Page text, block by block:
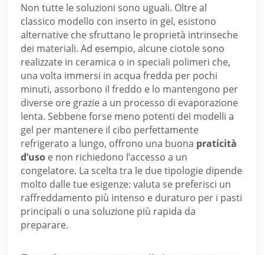
Non tutte le soluzioni sono uguali. Oltre al
classico modello con inserto in gel, esistono
alternative che sfruttano le proprietà intrinseche
dei materiali. Ad esempio, alcune ciotole sono
realizzate in ceramica o in speciali polimeri che,
una volta immersi in acqua fredda per pochi
minuti, assorbono il freddo e lo mantengono per
diverse ore grazie a un processo di evaporazione
lenta. Sebbene forse meno potenti dei modelli a
gel per mantenere il cibo perfettamente
refrigerato a lungo, offrono una buona praticità
d’uso e non richiedono l’accesso a un
congelatore. La scelta tra le due tipologie dipende
molto dalle tue esigenze: valuta se preferisci un
raffreddamento più intenso e duraturo per i pasti
principali o una soluzione più rapida da
preparare.